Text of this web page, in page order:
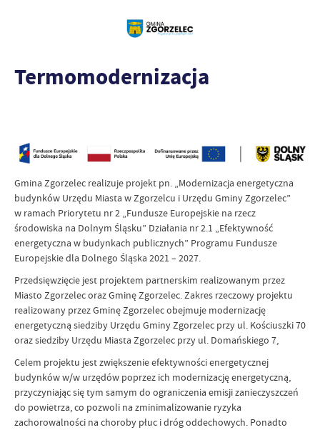
Termomodernizacja
Gmina Zgorzelec realizuje projekt pn. „Modernizacja energetyczna
budynków Urzędu Miasta w Zgorzelcu i Urzędu Gminy Zgorzelec”
w ramach Priorytetu nr 2 „Fundusze Europejskie na rzecz
środowiska na Dolnym Śląsku” Działania nr 2.1 „Efektywność
energetyczna w budynkach publicznych” Programu Fundusze
Europejskie dla Dolnego Śląska 2021 – 2027.
Przedsięwzięcie jest projektem partnerskim realizowanym przez
Miasto Zgorzelec oraz Gminę Zgorzelec. Zakres rzeczowy projektu
realizowany przez Gminę Zgorzelec obejmuje modernizację
energetyczną siedziby Urzędu Gminy Zgorzelec przy ul. Kościuszki 70
oraz siedziby Urzędu Miasta Zgorzelec przy ul. Domańskiego 7,
Celem projektu jest zwiększenie efektywności energetycznej
budynków w/w urzędów poprzez ich modernizację energetyczną,
przyczyniając się tym samym do ograniczenia emisji zanieczyszczeń
do powietrza, co pozwoli na zminimalizowanie ryzyka
zachorowalności na choroby płuc i dróg oddechowych. Ponadto